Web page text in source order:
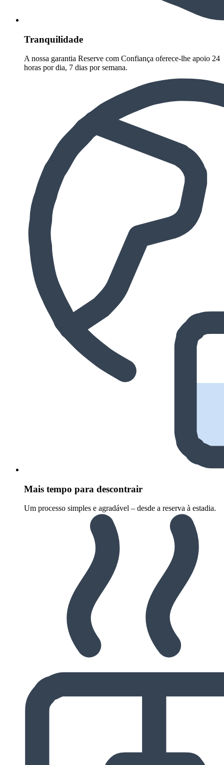
Tranquilidade
A nossa garantia Reserve com Confiança oferece-lhe apoio 24
horas por dia, 7 dias por semana.
Mais tempo para descontrair
Um processo simples e agradável – desde a reserva à estadia.